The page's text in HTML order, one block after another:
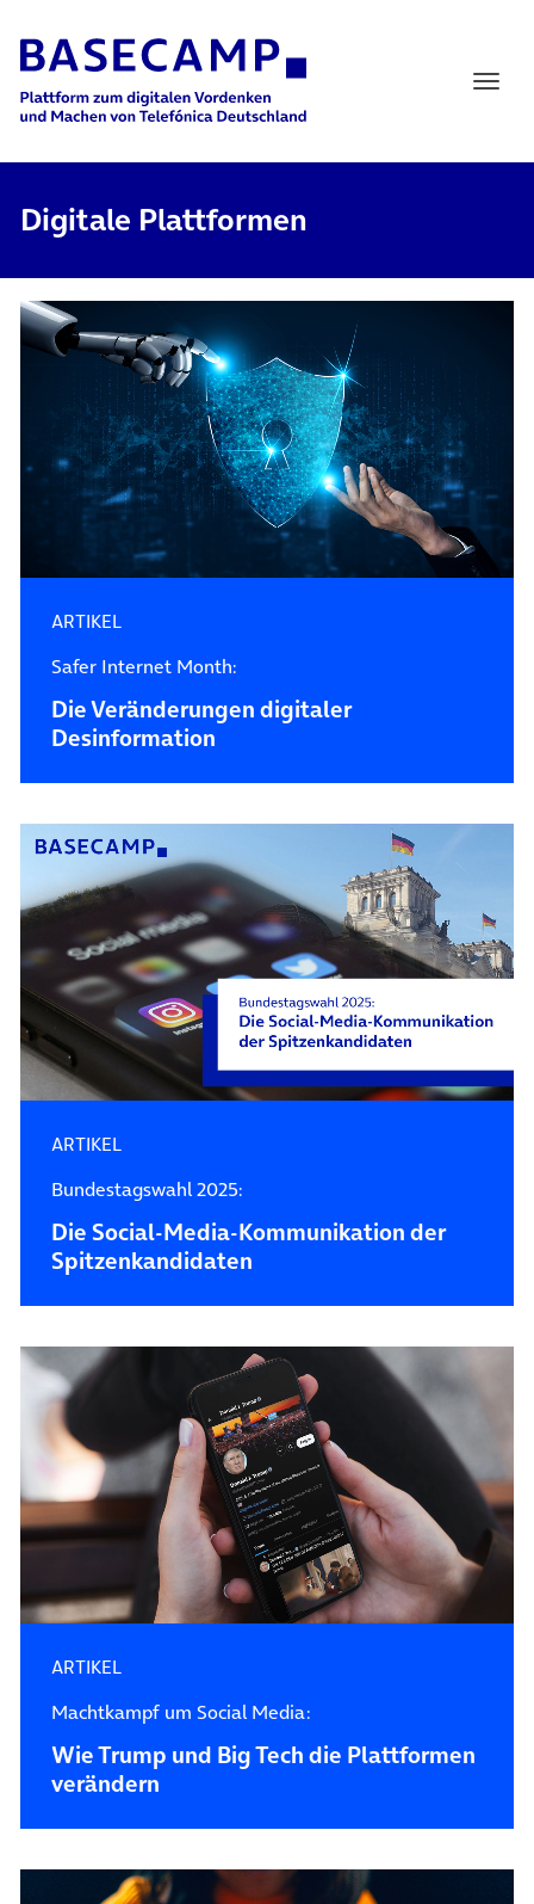
Main Navigation
Digitale Plattformen
ARTIKEL
Safer Internet Month:
Die Veränderungen digitaler
Desinformation
ARTIKEL
Bundestagswahl 2025:
Die Social-Media-Kommunikation der
Spitzenkandidaten
ARTIKEL
Machtkampf um Social Media:
Wie Trump und Big Tech die Plattformen
verändern